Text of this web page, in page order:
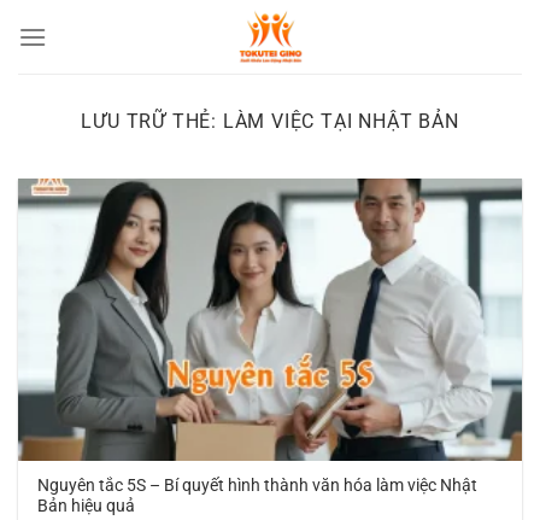
đến
LƯU TRỮ THẺ: LÀM VIỆC TẠI NHẬT BẢN
Nguyên tắc 5S – Bí quyết hình thành văn hóa làm việc Nhật
Bản hiệu quả